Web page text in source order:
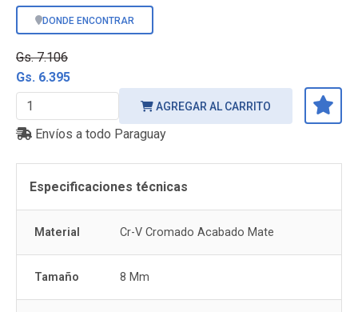
DONDE ENCONTRAR
Gs. 7.106
Gs. 6.395
AGREGAR AL CARRITO
Envíos a todo Paraguay
Especificaciones técnicas
Material Cr-V Cromado Acabado Mate
Tamaño 8 Mm